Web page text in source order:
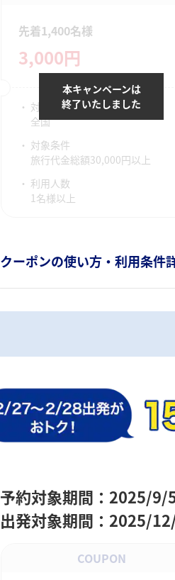
先着1,400名様
3,000円
対象宿泊地
全国
対象条件
旅行代金総額30,000円以上
利用人数
1名様以上
本キャンペーンは
終了いたしました
クーポンの使い方・利用条件
予約対象期間：2025/
出発対象期間：2025/
COUPON